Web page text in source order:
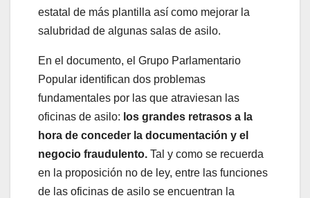
estatal de más plantilla así como mejorar la
salubridad de algunas salas de asilo.
En el documento, el Grupo Parlamentario
Popular identifican dos problemas
fundamentales por las que atraviesan las
oficinas de asilo: los grandes retrasos a la
hora de conceder la documentación y el
negocio fraudulento. Tal y como se recuerda
en la proposición no de ley, entre las funciones
de las oficinas de asilo se encuentran la